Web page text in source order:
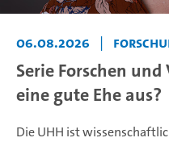
06.08.2026
Serie Forschen
eine gute Ehe aus?
Die UHH ist